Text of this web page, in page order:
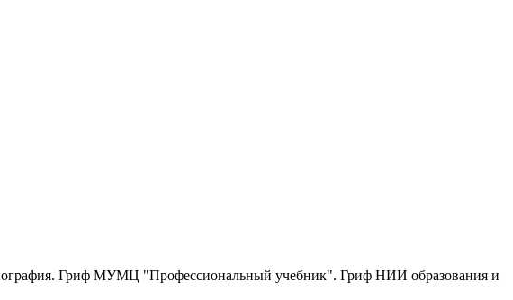
Гриф МУМЦ "Профессиональный учебник". Гриф НИИ образования и